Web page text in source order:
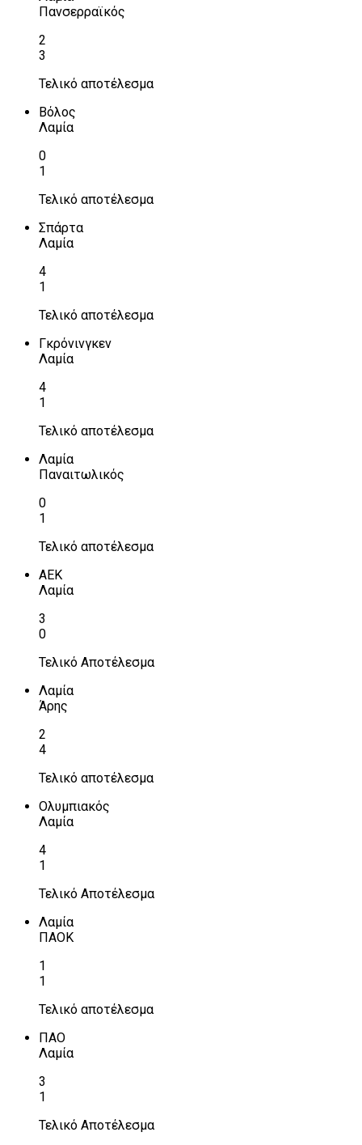
Πανσερραϊκός
2
3
Τελικό αποτέλεσμα
Βόλος
Λαμία
0
1
Τελικό αποτέλεσμα
Σπάρτα
Λαμία
4
1
Τελικό αποτέλεσμα
Γκρόνινγκεν
Λαμία
4
1
Τελικό αποτέλεσμα
Λαμία
Παναιτωλικός
0
1
Τελικό αποτέλεσμα
ΑΕΚ
Λαμία
3
0
Τελικό Αποτέλεσμα
Λαμία
Άρης
2
4
Τελικό αποτέλεσμα
Ολυμπιακός
Λαμία
4
1
Τελικό Αποτέλεσμα
Λαμία
ΠΑΟΚ
1
1
Τελικό αποτέλεσμα
ΠΑΟ
Λαμία
3
1
Τελικό Αποτέλεσμα